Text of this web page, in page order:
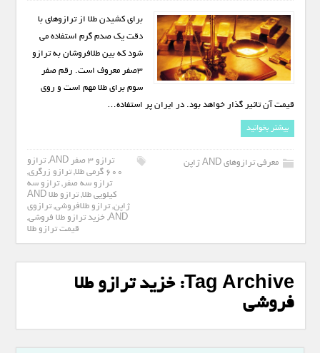
Tag Archive: خزید ترازو طلا
فروشی
برای کشیدن طلا از ترازوهای با
دقت یک صدم گرم استفاده می
شود که بین طلافروشان به ترازو
3صفر معروف است. رقم صفر
سوم برای طلا مهم است و روی
قیمت آن تاثیر گذار خواهد بود. در ایران پر استفاده…
بیشتر بخوانید
معرفی ترازوهای AND ژاپن ترازو 3 صفر AND ,ترازو
600 گرمی طلا
,ترازو زرگری,
ترازو سه صفر ,ترازو سه
کیلویی طلا,
ترازو طلا AND
ژاپن,ترازو طلافروشی,ترازوی
AND
, خزید ترازو طلا فروشی,
قیمت ترازو طلا